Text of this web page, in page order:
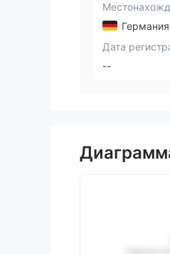
Германия
Дата
--